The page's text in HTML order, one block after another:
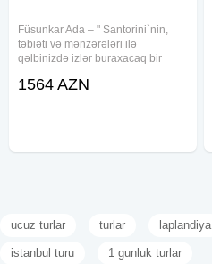
Füsunkar Ada – " Santorini`nin,
təbiəti və mənzərələri ilə
qəlbinizdə izlər buraxacaq bir
03.06.2025—09.06.2025 6 gecə 7
1564 AZN
ucuz turlar turlar laplandiya
istanbul turu 1 gunluk turlar